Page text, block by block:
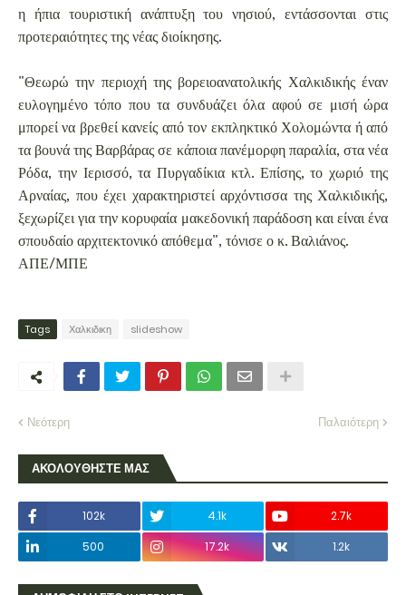
η ήπια τουριστική ανάπτυξη του νησιού, εντάσσονται στις
προτεραιότητες της νέας διοίκησης.
"Θεωρώ την περιοχή της βορειοανατολικής Χαλκιδικής έναν
ευλογημένο τόπο που τα συνδυάζει όλα αφού σε μισή ώρα
μπορεί να βρεθεί κανείς από τον εκπληκτικό Χολομώντα ή από
τα βουνά της Βαρβάρας σε κάποια πανέμορφη παραλία, στα νέα
Ρόδα, την Ιερισσό, τα Πυργαδίκια κτλ. Επίσης, το χωριό της
Αρναίας, που έχει χαρακτηριστεί αρχόντισσα της Χαλκιδικής,
ξεχωρίζει για την κορυφαία μακεδονική παράδοση και είναι ένα
σπουδαίο αρχιτεκτονικό απόθεμα", τόνισε ο κ. Βαλιάνος.
ΑΠΕ/ΜΠΕ
Tags Χαλκιδικη slideshow
Νεότερη Παλαιότερη
ΑΚΟΛΟΥΘΗΣΤΕ ΜΑΣ
102k 4.1k
2.7k
500
17.2k 1.2k